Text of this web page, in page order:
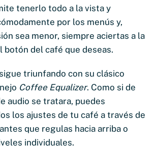
tenerlo todo a la vista y
por los menús y,
sea menor, siempre aciertas a la
botón del café que deseas.
triunfando con su clásico
Coffee Equalizer. Como si de
audio se tratara, puedes
los ajustes de tu café a través de
que regulas hacia arriba o
individuales.